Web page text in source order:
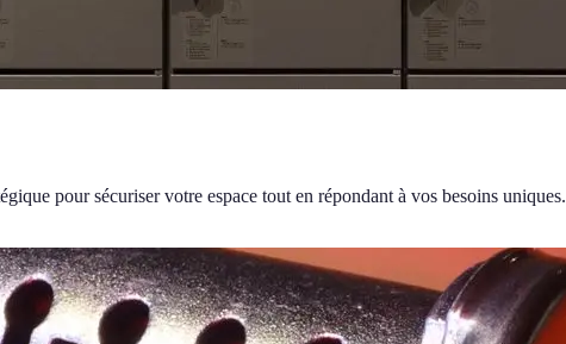
pour sécuriser votre espace tout en répondant à vos besoins uniques.